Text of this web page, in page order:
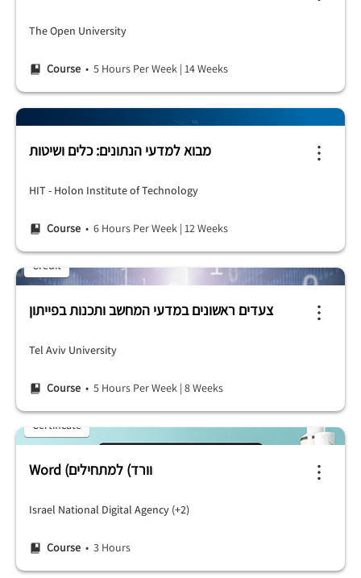
The Open University
Course • 5 Hours Per Week | 14 Weeks
מבוא למדעי הנתונים: כלים ושיטות
HIT - Holon Institute of Technology
Course • 6 Hours Per Week | 12 Weeks
Credit
צעדים ראשונים במדעי המחשב ותכנות בפייתון
Tel Aviv University
Course • 5 Hours Per Week | 8 Weeks
Certificate
Word (וורד) למתחילים
Israel National Digital Agency (+2)
Course • 3 Hours